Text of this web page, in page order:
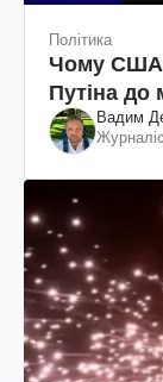
Політика
Чому США
Путіна до
Вадим